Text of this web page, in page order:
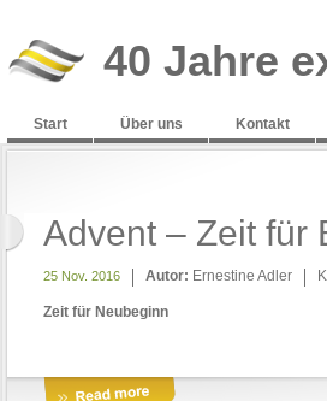
40 Jahre
Start Über uns Kontakt
Advent – Zeit für
25 Nov. 2016 Autor: Ernestine Adler
Zeit für Neubeginn